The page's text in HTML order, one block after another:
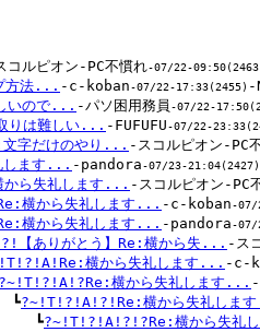
コルピオン-PC不慣れ-07/22-
方法... -c-koban-07/22-17:33(2455) -
いので... -パソ困用務員 -07/22-
りは難しい... -FUFUFU-07/22-
字だけのやり... -スコルピオン-PC
します... -pandora-07/23-21:04(2427)
ら失礼します... -スコルピオン-PC
横から失礼します... -c-koban-07/
横から失礼します... -pandora-07/
【ありがとう】Re:横から失... -ス
横から失礼します... -c-
?~!T!?!A!?Re:横から失礼します...
?~!T!?!A!?!Re:横から失礼しま
┗?~!T!?!A!?!?Re:横から失礼